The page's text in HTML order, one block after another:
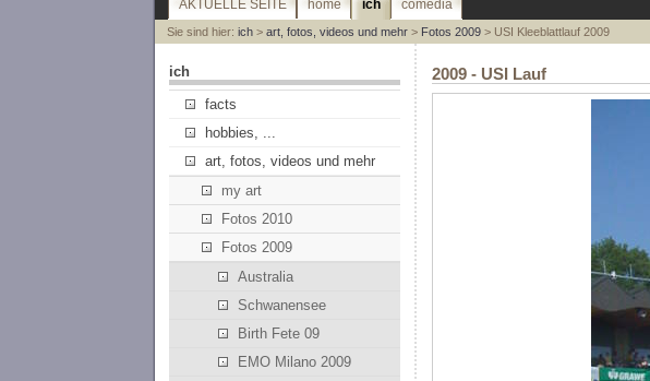
AKTUELLE SEITE home ich comedia
Sie sind hier: ich> art, fotos, videos und mehr> Fotos 2009> USI Kleeblattlauf 2009
ich
facts
hobbies, ...
art, fotos, videos und mehr
my art
Fotos 2010
Fotos 2009
Australia
Schwanensee
Birth Fete 09
EMO Milano 2009
2009 - USI Lauf